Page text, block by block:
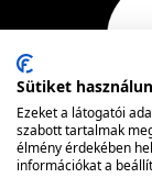
Sütiket
Ezeket a látogatói
szabott tartalmak
élmény érdekében
információkat a